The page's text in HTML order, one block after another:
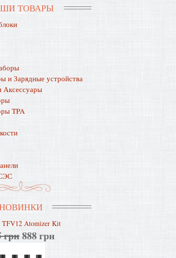
ТОВАРЫ
и Зарядные устройства
Аксессуары
TPA
TFV12 Atomizer Kit
грн888 грн